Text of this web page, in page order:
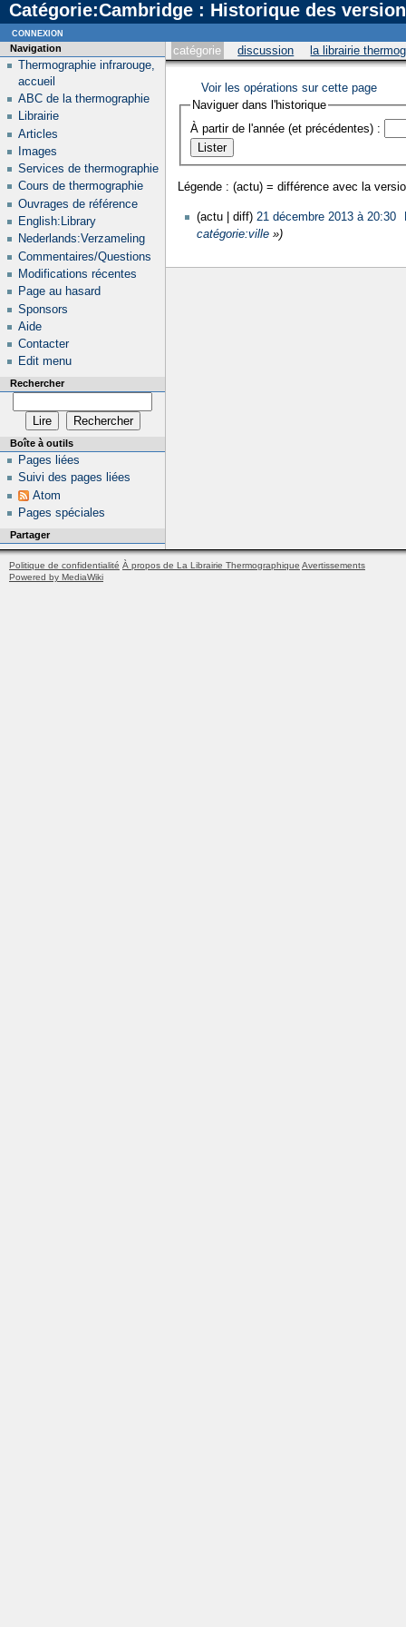
Catégorie:Cambridge : Historique des
catégorie discussion la librairie
Voir les opérations sur cette page
Naviguer dans l'historique
À partir de l'année (et précédentes) :
Légende : (actu) = différence avec la
(actu | diff) 21 décembre 2013 à 20:30‎
catégorie:ville»)
Navigation
Thermographie infrarouge,
accueil
ABC de la thermographie
Librairie
Articles
Images
Services de thermographie
Cours de thermographie
Ouvrages de référence
English:Library
Nederlands:Verzameling
Commentaires/Questions
Modifications récentes
Page au hasard
Sponsors
Aide
Contacter
Edit menu
Rechercher
Boîte à outils
Pages liées
Suivi des pages liées
Atom
Pages spéciales
Partager
connexion
Politique de confidentialité À propos de La Librairie Thermographique Avertissements
Powered by MediaWiki